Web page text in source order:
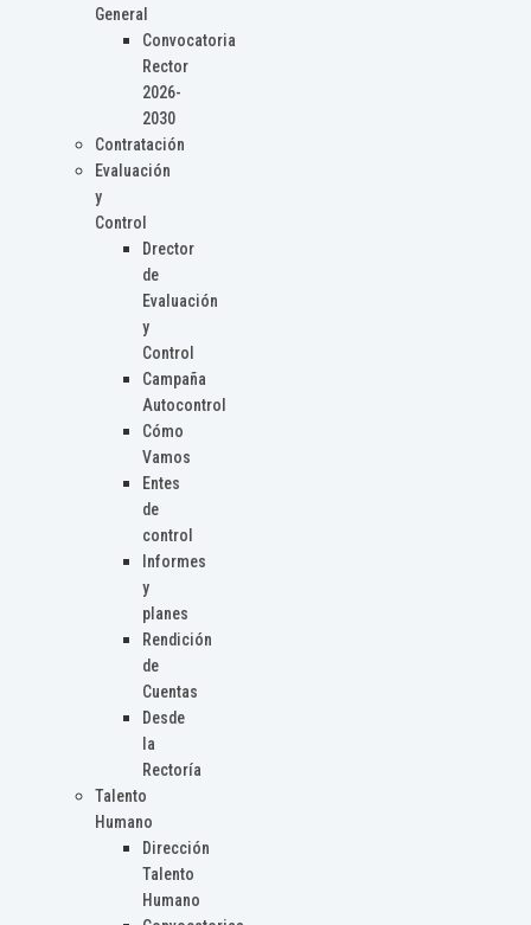
General
Convocatoria
Rector
2026-
2030
Contratación
Evaluación
y
Control
Drector
de
Evaluación
y
Control
Campaña
Autocontrol
Cómo
Vamos
Entes
de
control
Informes
y
planes
Rendición
de
Cuentas
Desde
la
Rectoría
Talento
Humano
Dirección
Talento
Humano